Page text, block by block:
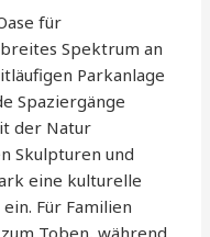
für
Spektrum an
Parkanlage
Spaziergänge
der Natur
Skulpturen und
eine kulturelle
Für Familien